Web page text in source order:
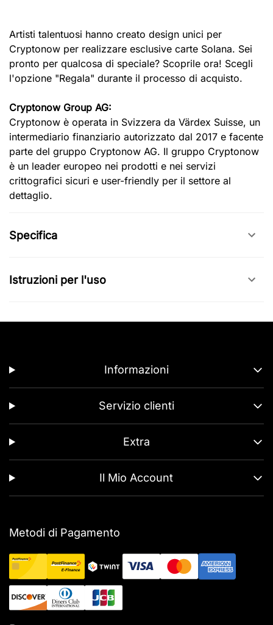
Artisti talentuosi hanno creato design unici per
Cryptonow per realizzare esclusive carte Solana. Sei
pronto per qualcosa di speciale? Scoprile ora! Scegli
l'opzione "Regala" durante il processo di acquisto.
Cryptonow Group AG:
Cryptonow è operata in Svizzera da Värdex Suisse, un
intermediario finanziario autorizzato dal 2017 e facente
parte del gruppo Cryptonow AG. Il gruppo Cryptonow
è un leader europeo nei prodotti e nei servizi
crittografici sicuri e user-friendly per il settore al
dettaglio.
Specifica
Istruzioni per l'uso
Informazioni
Servizio clienti
Extra
Il Mio Account
Metodi di Pagamento